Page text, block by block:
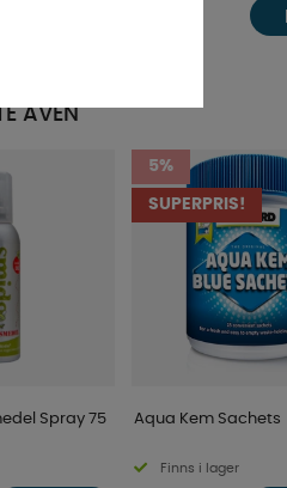
ÄVEN
Spray 75
5%
SUPERPRIS!
Aqua Kem Sachets
Finns i lager